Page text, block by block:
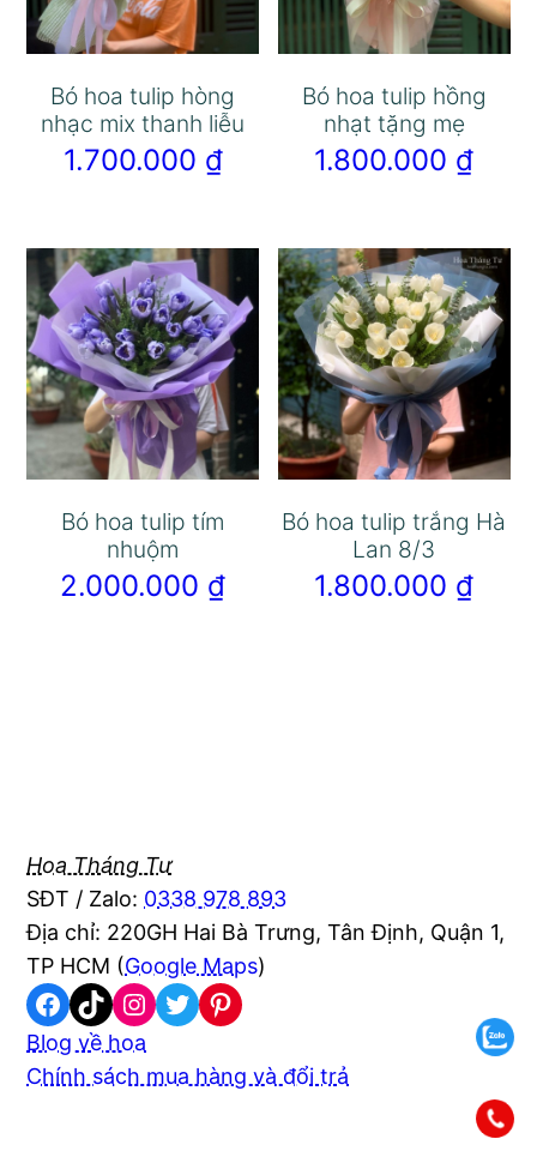
Bó hoa tulip hòng
nhạc mix thanh liễu
1.700.000 ₫
Bó hoa tulip hồng
nhạt tặng mẹ
1.800.000 ₫
Bó hoa tulip tím
nhuộm
2.000.000 ₫
Bó hoa tulip trắng Hà
Lan 8/3
1.800.000 ₫
Hoa Tháng Tư
SĐT / Zalo: 0338 978 893
Địa chỉ: 220GH Hai Bà Trưng, Tân Định, Quận 1,
TP HCM (Google Maps)
Facebook
TikTokInstagram
TwitterPinterest
Blog về hoa
Chính sách mua hàng và đổi trả